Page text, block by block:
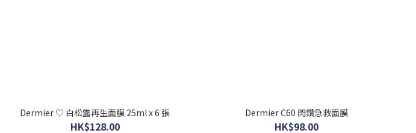
Dermier ♡ 白松露再生面膜 25ml x 6 張
HK$128.00
Dermier C60 閃鑽急救面膜
HK$98.00